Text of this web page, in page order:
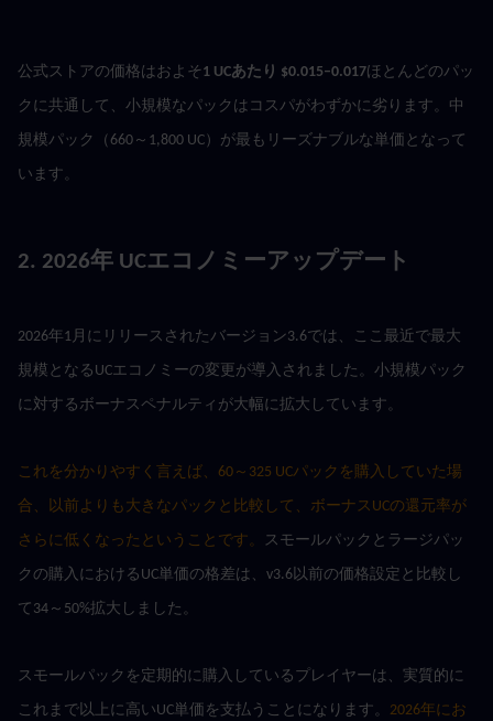
公式ストアの価格はおよそ1 UCあたり $0.015–0.017ほとんどのパッ
クに共通して、小規模なパックはコスパがわずかに劣ります。中
規模パック（660～1,800 UC）が最もリーズナブルな単価となって
います。
2. 2026年 UCエコノミーアップデート
2026年1月にリリースされたバージョン3.6では、ここ最近で最大
規模となるUCエコノミーの変更が導入されました。小規模パック
に対するボーナスペナルティが大幅に拡大しています。
これを分かりやすく言えば、60～325 UCパックを購入していた場
合、以前よりも大きなパックと比較して、ボーナスUCの還元率が
さらに低くなったということです。 スモールパックとラージパッ
クの購入におけるUC単価の格差は、v3.6以前の価格設定と比較し
て34～50%拡大しました。
スモールパックを定期的に購入しているプレイヤーは、実質的に
これまで以上に高いUC単価を支払うことになります。 2026年にお